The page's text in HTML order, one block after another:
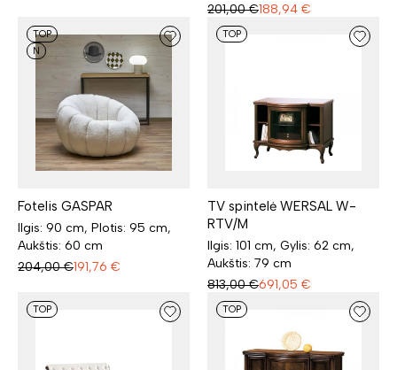
201,00 €188,94 €
TOP
N
Fotelis GASPAR
Ilgis: 90 cm, Plotis: 95 cm,
Aukštis: 60 cm
204,00 €191,76 €
TOP
TV spintelė WERSAL W-
RTV/M
Ilgis: 101 cm, Gylis: 62 cm,
Aukštis: 79 cm
813,00 €691,05 €
TOP TOP